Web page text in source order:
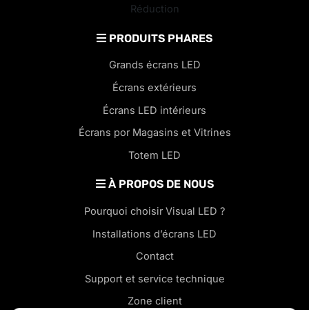
Réduction
PRODUITS PHARES
Grands écrans LED
Écrans extérieurs
Écrans LED intérieurs
Écrans por Magasins et Vitrines
Totem LED
À PROPOS DE NOUS
Pourquoi choisir Visual LED ?
Installations d’écrans LED
Contact
Support et service technique
Zone client